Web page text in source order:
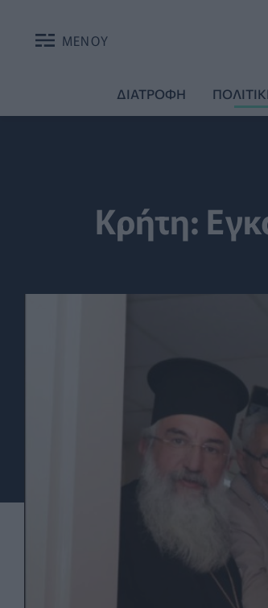
ΜΕΝΟΥ
ΔΙΑΤΡΟΦΗ
Κρήτη: